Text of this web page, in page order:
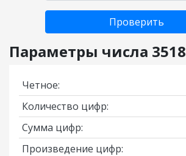
Проверить
Параметры числа 3518
Четное:
Количество цифр:
Сумма цифр:
Произведение цифр: